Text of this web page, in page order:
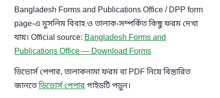
Bangladesh Forms and Publications Office / DPP form
page-এ মুসলিম বিবাহ ও তালাক-সম্পর্কিত কিছু ফরম দেখা
যায়। Official source: Bangladesh Forms and
Publications Office — Download Forms
ডিভোর্স পেপার, তালাকনামা ফরম বা PDF নিয়ে বিস্তারিত
জানতেডিভোর্স পেপার গাইডটি পড়ুন।